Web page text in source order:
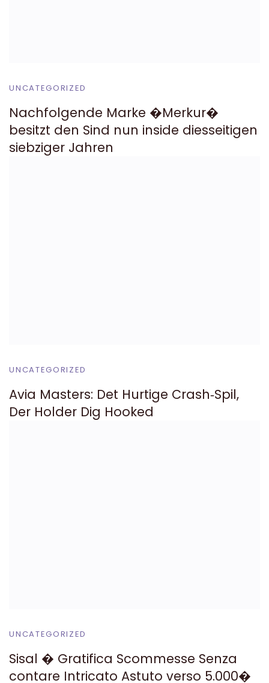
UNCATEGORIZED
Nachfolgende Marke �Merkur�
besitzt den Sind nun inside diesseitigen
siebziger Jahren
UNCATEGORIZED
Avia Masters: Det Hurtige Crash‑Spil,
Der Holder Dig Hooked
UNCATEGORIZED
Sisal � Gratifica Scommesse Senza
contare Intricato Astuto verso 5.000�